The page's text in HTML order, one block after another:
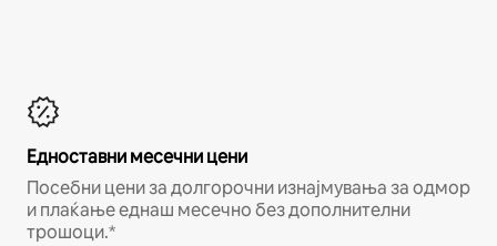
Едноставни месечни цени
Посебни цени за долгорочни изнајмувања за одмор
и плаќање еднаш месечно без дополнителни
трошоци.*